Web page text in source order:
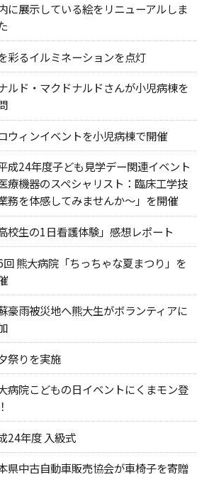
に展示している絵をリニューアルしま
彩るイルミネーションを点灯
ルド・マクドナルドさんが小児病棟を
ウィンイベントを小児病棟で開催
平成24年度子ども見学デー関連イベント
療機器のスペシャリスト：臨床工学技
務を体感してみませんか～」を開催
高校生の1日看護体験」感想レポート
回 熊大病院「ちっちゃな夏まつり」を
豪雨被災地へ熊大生がボランティアに
祭りを実施
病院こどもの日イベントにくまモン登
24年度 入級式
県中古自動車販売協会が車椅子を寄贈